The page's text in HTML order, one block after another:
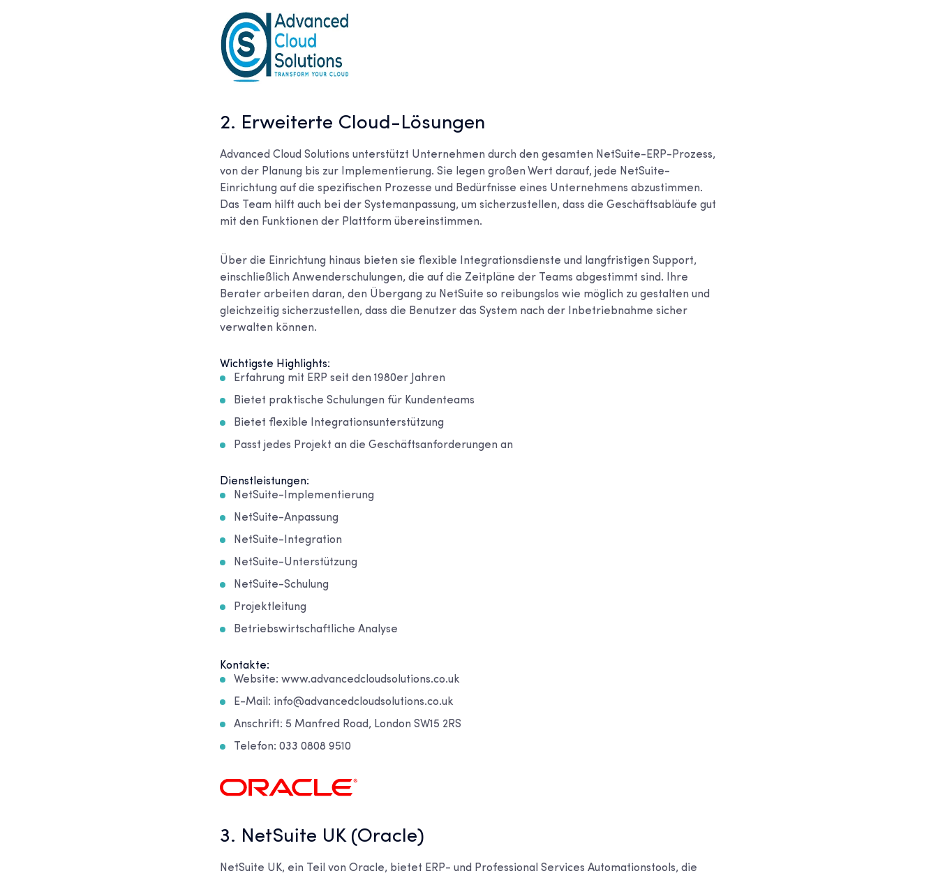
2. Erweiterte Cloud-Lösungen
Advanced Cloud Solutions unterstützt Unternehmen durch den gesamten NetSuite-ERP-Prozess,
von der Planung bis zur Implementierung. Sie legen großen Wert darauf, jede NetSuite-
Einrichtung auf die spezifischen Prozesse und Bedürfnisse eines Unternehmens abzustimmen.
Das Team hilft auch bei der Systemanpassung, um sicherzustellen, dass die Geschäftsabläufe gut
mit den Funktionen der Plattform übereinstimmen.
Über die Einrichtung hinaus bieten sie flexible Integrationsdienste und langfristigen Support,
einschließlich Anwenderschulungen, die auf die Zeitpläne der Teams abgestimmt sind. Ihre
Berater arbeiten daran, den Übergang zu NetSuite so reibungslos wie möglich zu gestalten und
gleichzeitig sicherzustellen, dass die Benutzer das System nach der Inbetriebnahme sicher
verwalten können.
Wichtigste Highlights:
Erfahrung mit ERP seit den 1980er Jahren
Bietet praktische Schulungen für Kundenteams
Bietet flexible Integrationsunterstützung
Passt jedes Projekt an die Geschäftsanforderungen an
Dienstleistungen:
NetSuite-Implementierung
NetSuite-Anpassung
NetSuite-Integration
NetSuite-Unterstützung
NetSuite-Schulung
Projektleitung
Betriebswirtschaftliche Analyse
Kontakte:
Website: www.advancedcloudsolutions.co.uk
E-Mail: info@advancedcloudsolutions.co.uk
Anschrift: 5 Manfred Road, London SW15 2RS
Telefon: 033 0808 9510
3. NetSuite UK (Oracle)
NetSuite UK, ein Teil von Oracle, bietet ERP- und Professional Services Automationstools, die